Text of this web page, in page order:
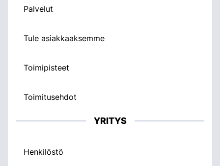
Palvelut
Tule asiakkaaksemme
Toimipisteet
Toimitusehdot
YRITYS
Henkilöstö